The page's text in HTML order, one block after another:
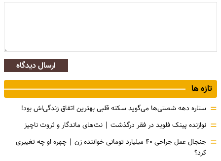
ارسال دیدگاه
تازه ها
= ستاره دهه شصتی‌ها می‌گوید سکته قلبی بهترین اتفاق زندگی‌اش بود!
= نوازنده پینک فلوید در فقر درگذشت | نت‌های ماندگار و ثروت ناچیز
=
جنجال عمل جراحی ۴۰ میلیارد تومانی خواننده زن | چهره او چه تغییری
کرد؟